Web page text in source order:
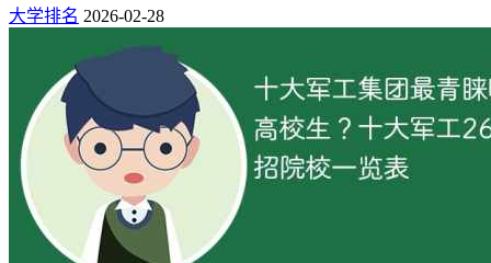
光伏、风电、储能、新能源汽车行业爆发，电力电子、三电系
统、电机驱动人才紧缺。硕士应届生年薪普遍30万元以上，资
深工程师超50万元；电力电子研发工程师月薪24783元，一线
城市风电工程师月薪18098元。此外，PLC工程师、工业机器
人调试等岗位，也是高端制造业的高薪选择。
软件工程：数字化转型的刚需引擎
软件工程与计算机科学与技术定位差异显著，其聚焦软件产品
设计、开发、测试、部署、运维
大学排名 2026-02-28